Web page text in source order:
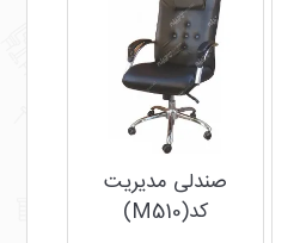
صندلی مدیریت
کد(M510)